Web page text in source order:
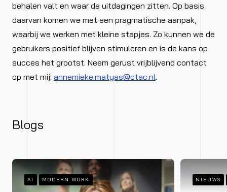
behalen valt en waar de uitdagingen zitten. Op basis
daarvan komen we met een pragmatische aanpak,
waarbij we werken met kleine stapjes. Zo kunnen we de
gebruikers positief blijven stimuleren en is de kans op
succes het grootst. Neem gerust vrijblijvend contact
op met mij: annemieke.matyas@ctac.nl.
Blogs
AI MODERN WORK NIEUWS